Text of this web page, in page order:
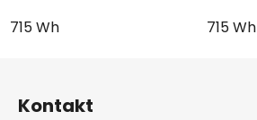
715 Wh 715 Wh
Kontakt